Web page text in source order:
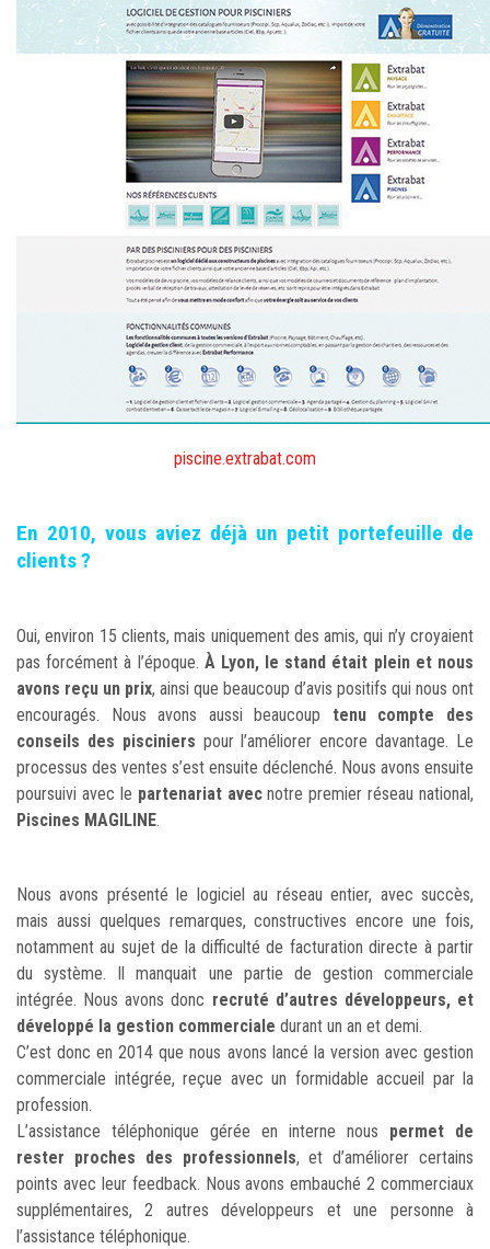
piscine.extrabat.com
En 2010, vous aviez déjà un petit portefeuille de
clients ?
Oui, environ 15 clients, mais uniquement des amis, qui n’y croyaient
pas forcément à l’époque. À Lyon, le stand était plein et nous
avons reçu un prix, ainsi que beaucoup d’avis positifs qui nous ont
encouragés. Nous avons aussi beaucoup tenu compte des
conseils des pisciniers pour l’améliorer encore davantage. Le
processus des ventes s’est ensuite déclenché. Nous avons ensuite
poursuivi avec le partenariat avecnotre premier réseau national,
Piscines MAGILINE.
Nous avons présenté le logiciel au réseau entier, avec succès,
mais aussi quelques remarques, constructives encore une fois,
notamment au sujet de la difficulté de facturation directe à partir
du système. Il manquait une partie de gestion commerciale
intégrée. Nous avons donc recruté d’autres développeurs, et
développé la gestion commerciale durant un an et demi.
C’est donc en 2014 que nous avons lancé la version avec gestion
commerciale intégrée, reçue avec un formidable accueil par la
profession.
L’assistance téléphonique gérée en interne nous permet de
rester proches des professionnels, et d’améliorer certains
points avec leur feedback. Nous avons embauché 2 commerciaux
supplémentaires, 2 autres développeurs et une personne à
l’assistance téléphonique.